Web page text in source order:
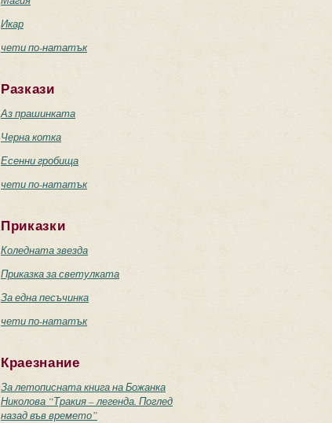
Икар
чети по-нататък
Разкази
Аз прашинката
Черна котка
Есенни гробища
чети по-нататък
Приказки
Коледната звезда
Приказка за светулката
За една песъчинка
чети по-нататък
Краезнание
За летописната книга на Божанка
Николова “Тракия – легенда. Поглед
назад във времето”